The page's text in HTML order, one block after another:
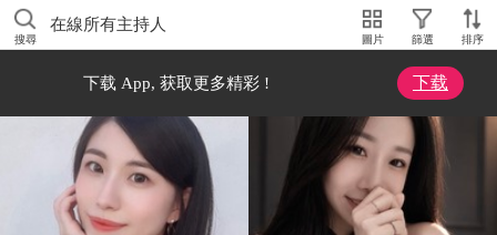
搜尋
在線所有主持人
圖片 篩選 排序
下载 App, 获取更多精彩 ! 下载